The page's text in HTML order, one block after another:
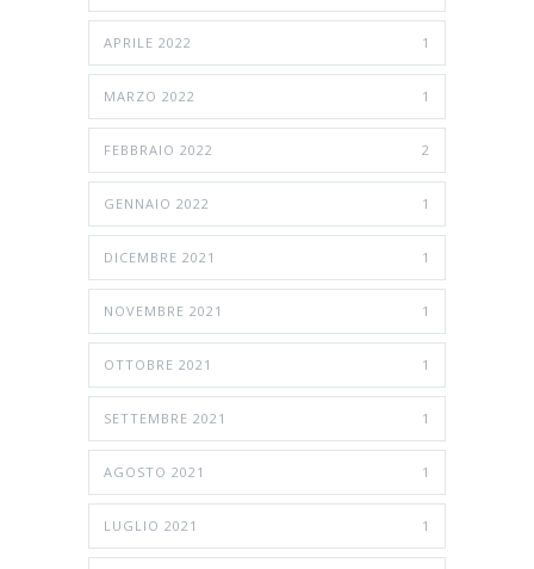
APRILE 2022 1
MARZO 2022 1
FEBBRAIO 2022 2
GENNAIO 2022 1
DICEMBRE 2021 1
NOVEMBRE 2021 1
OTTOBRE 2021 1
SETTEMBRE 2021 1
AGOSTO 2021 1
LUGLIO 2021 1